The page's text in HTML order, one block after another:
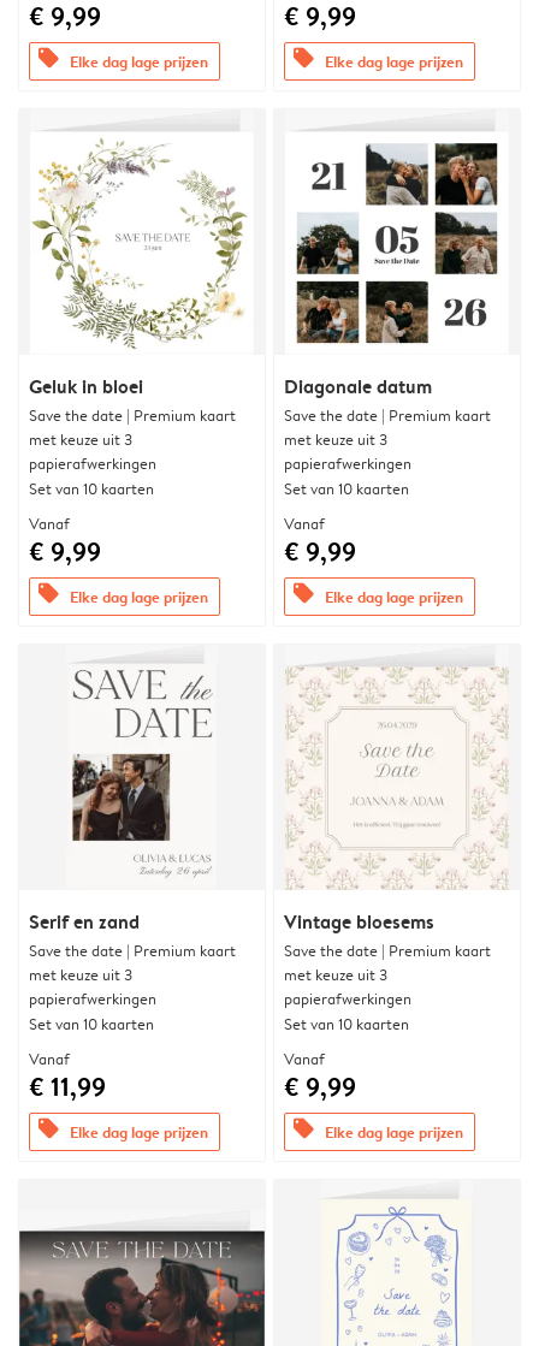
€ 9,99
offers Elke dag lage prijzen
€ 9,99
offers Elke dag lage prijzen
Geluk in bloei
Save the date | Premium kaart
met keuze uit 3
papierafwerkingen
Set van 10 kaarten
Vanaf
€ 9,99
offers Elke dag lage prijzen
Diagonale datum
Save the date | Premium kaart
met keuze uit 3
papierafwerkingen
Set van 10 kaarten
Vanaf
€ 9,99
offers Elke dag lage prijzen
Serif en zand
Save the date | Premium kaart
met keuze uit 3
papierafwerkingen
Set van 10 kaarten
Vanaf
€ 11,99
offers Elke dag lage prijzen
Vintage bloesems
Save the date | Premium kaart
met keuze uit 3
papierafwerkingen
Set van 10 kaarten
Vanaf
€ 9,99
offers Elke dag lage prijzen